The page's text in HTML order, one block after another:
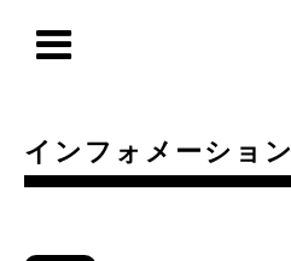
インフォメーション